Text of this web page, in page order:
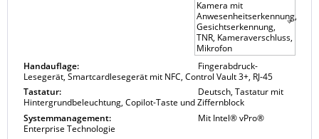
Kamera mit
Anwesenheitserkennung,
Gesichtserkennung,
TNR, Kameraverschluss,
Mikrofon
Handauflage:
Fingerabdruck-
Lesegerät, Smartcardlesegerät mit NFC, Control Vault 3+, RJ-45
Tastatur:
Deutsch, Tastatur mit
Hintergrundbeleuchtung, Copilot-Taste und Ziffernblock
Systemmanagement:
Mit Intel® vPro®
Enterprise Technologie